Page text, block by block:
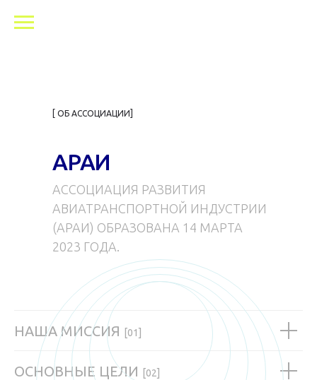
АРАИ
[ ОБ АССОЦИАЦИИ]
АССОЦИАЦИЯ РАЗВИТИЯ
АВИАТРАНСПОРТНОЙ ИНДУСТРИИ
(АРАИ) ОБРАЗОВАНА 14 МАРТА
2023 ГОДА.
НАША МИССИЯ [01]
ОСНОВНЫЕ ЦЕЛИ [02]